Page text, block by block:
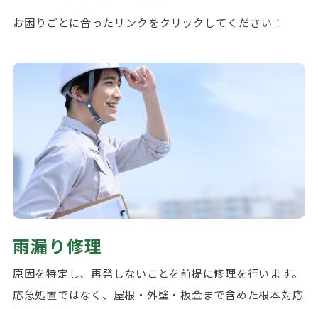
お困りごとに合ったリンクをクリックしてください！
雨漏り修理
原因を特定し、再発しないことを前提に修理を行います。
応急処置ではなく、屋根・外壁・板金まで含めた根本対応